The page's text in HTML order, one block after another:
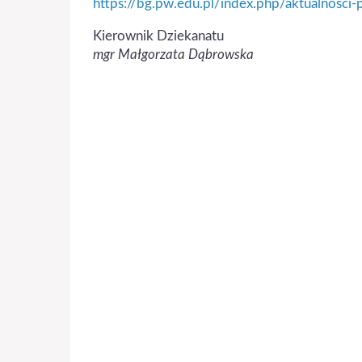
https://bg.pw.edu.pl/index.php/
Kierownik Dziekanatu
mgr Małgorzata Dąbrowska